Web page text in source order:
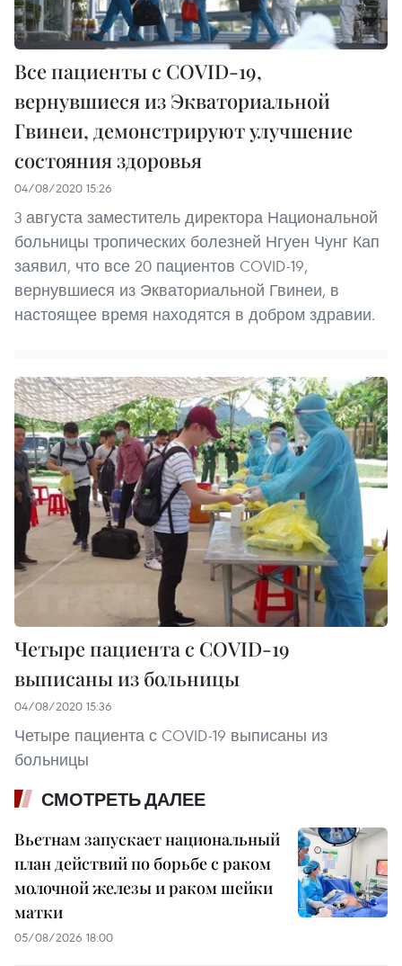
Все пациенты с COVID-19,
вернувшиеся из Экваториальной
Гвинеи, демонстрируют улучшение
состояния здоровья
04/08/2020 15:26
3 августа заместитель директора Национальной
больницы тропических болезней Нгуен Чунг Кап
заявил, что все 20 пациентов COVID-19,
вернувшиеся из Экваториальной Гвинеи, в
настоящее время находятся в добром здравии.
Четыре пациента с COVID-19
выписаны из больницы
04/08/2020 15:36
Четыре пациента с COVID-19 выписаны из
больницы
СМОТРЕТЬ ДАЛЕЕ
Вьетнам запускает национальный
план действий по борьбе с раком
молочной железы и раком шейки
матки
05/08/2026 18:00